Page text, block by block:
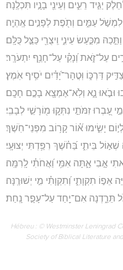
יַגִּ֣יד רֵעִ֑ים וְעֵינֵ֖י בָנָ֣יו תִּכְלֶֽנָה׃
לִמְשֹׁ֣ל עַמִּ֑ים וְתֹ֖פֶת לְפָנִ֣ים אֶֽהְיֶֽה׃
וַתֵּ֣כַהּ מִכַּ֣עַשׂ עֵינִ֑י וִֽיצֻרַ֖י כַּצֵּ֣ל כֻּלָּֽם׃
עַל־זֹ֑את וְ֝נָקִ֗י עַל־חָנֵ֥ף יִתְעֹרָֽר׃
דַּרְכּ֑וֹ וּֽטֳהָר־יָ֝דַ֗יִם יֹסִ֥יף אֹֽמֶץ׃
וּבֹ֣אוּ נָ֑א וְלֹֽא־אֶמְצָ֖א בָכֶ֣ם חָכָֽם׃
עָ֭בְרוּ זִמֹּתַ֣י נִתְּק֑וּ מ֖וֹרָשֵׁ֣י לְבָבִֽי׃
יָשִׂ֑ימוּ א֝֗וֹר קָר֥וֹב מִפְּנֵי־חֹֽשֶׁךְ׃
בֵּיתִ֑י בַּ֝חֹ֗שֶׁךְ רִפַּ֥דְתִּי יְצוּעָֽי׃
אָ֣בִי אָ֑תָּה אִמִּ֥י וַ֝אֲחֹתִ֗י לָֽרִמָּֽה׃
אֵפ֣וֹ תִקְוָתִ֑י וְ֝תִקְוָתִ֗י מִ֣י יְשׁוּרֶֽנָּה׃
תֵּרַ֑דְנָה אִם־יַ֖חַד עַל־עָפָ֣ר נָֽחַת׃
Hébreu : © Westminster Leningrad
Society of Biblical Literature